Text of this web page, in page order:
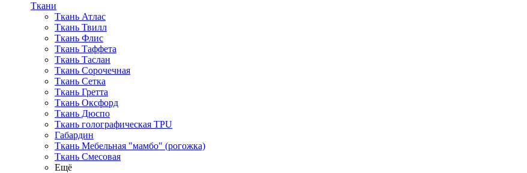
Ткани
Ткань Атлас
Ткань Твилл
Ткань Флис
Ткань Таффета
Ткань Таслан
Ткань Сорочечная
Ткань Сетка
Ткань Гретта
Ткань Оксфорд
Ткань Дюспо
Ткань голографическая TPU
Габардин
Ткань Мебельная "мамбо" (рогожка)
Ткань Смесовая
Ещё